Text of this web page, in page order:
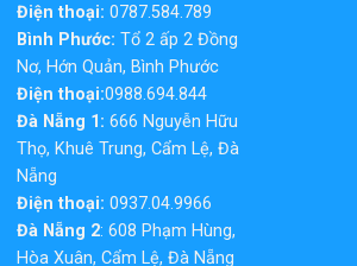
Điện thoại: 0787.584.789
Bình Phước: Tổ 2 ấp 2 Đồng
Nơ, Hớn Quản, Bình Phước
Điện thoại:0988.694.844
Đà Nẵng 1: 666 Nguyễn Hữu
Thọ, Khuê Trung, Cẩm Lệ, Đà
Nẵng
Điện thoại: 0937.04.9966
Đà Nẵng 2: 608 Phạm Hùng,
Hòa Xuân, Cẩm Lệ, Đà Nẵng